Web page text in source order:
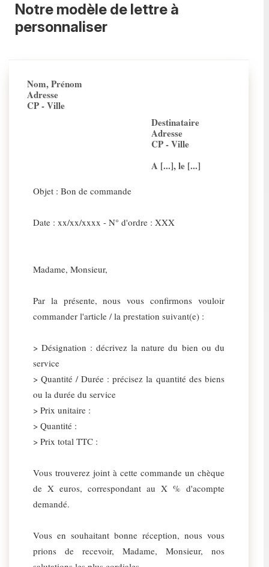
Notre modèle de lettre à
personnaliser
Nom, Prénom
Adresse
CP - Ville
Destinataire
Adresse
CP - Ville
A [...], le [...]
Objet : Bon de commande
Date : xx/xx/xxxx - N° d'ordre : XXX
Madame, Monsieur,
Par la présente, nous vous confirmons vouloir
commander l'article / la prestation suivant(e) :
> Désignation : décrivez la nature du bien ou du
service
> Quantité / Durée : précisez la quantité des biens
ou la durée du service
> Prix unitaire :
> Quantité :
> Prix total TTC :
Vous trouverez joint à cette commande un chèque
de X euros, correspondant au X % d'acompte
demandé.
Vous en souhaitant bonne réception, nous vous
prions de recevoir, Madame, Monsieur, nos